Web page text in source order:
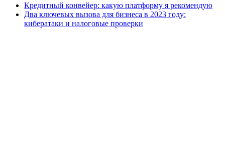
Кредитный конвейер: какую платформу я рекомендую
Два ключевых вызова для бизнеса в 2023 году:
кибератаки и налоговые проверки